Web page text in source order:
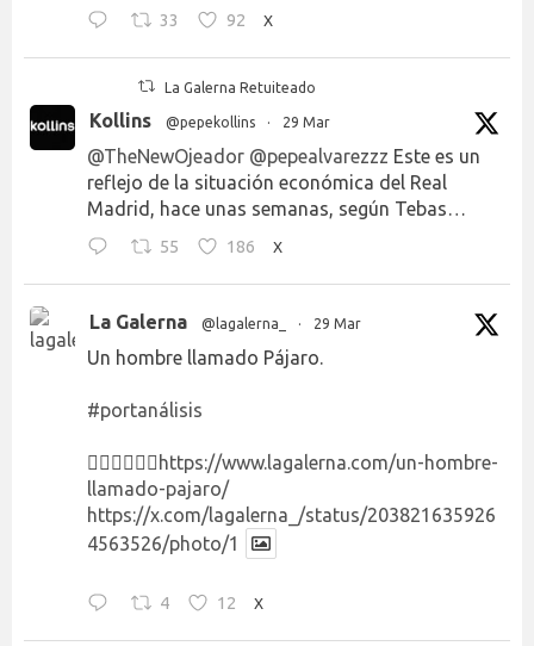
33 92 X
La Galerna Retuiteado
Kollins @pepekollins · 29 Mar
@TheNewOjeador @pepealvarezzz Este es un
reflejo de la situación económica del Real
Madrid, hace unas semanas, según Tebas…
55 186 X
La Galerna @lagalerna_ · 29 Mar
Un hombre llamado Pájaro.
#portanálisis
👉🏻👉🏻👉🏻 https://www.lagalerna.com/un-hombre-
llamado-pajaro/
https://x.com/lagalerna_/status/203821635926
4563526/photo/1
4 12 X